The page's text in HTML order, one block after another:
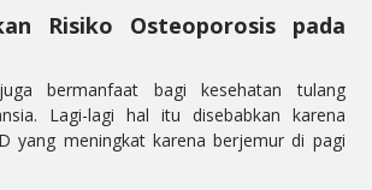
Risiko Osteoporosis pada
bermanfaat bagi kesehatan tulang
Lagi-lagi hal itu disebabkan karena
yang meningkat karena berjemur di pagi